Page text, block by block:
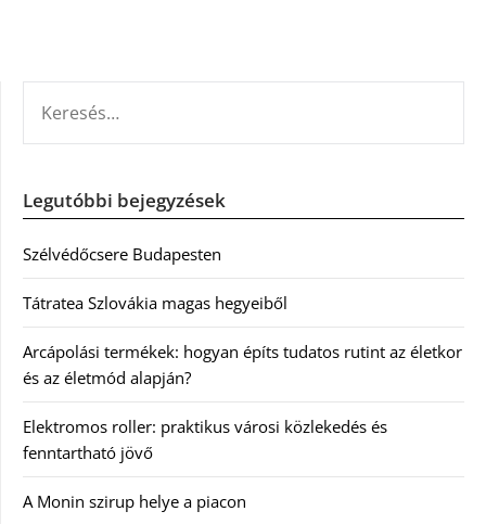
Legutóbbi bejegyzések
Szélvédőcsere Budapesten
Tátratea Szlovákia magas hegyeiből
Arcápolási termékek: hogyan építs tudatos rutint az életkor
és az életmód alapján?
Elektromos roller: praktikus városi közlekedés és
fenntartható jövő
A Monin szirup helye a piacon